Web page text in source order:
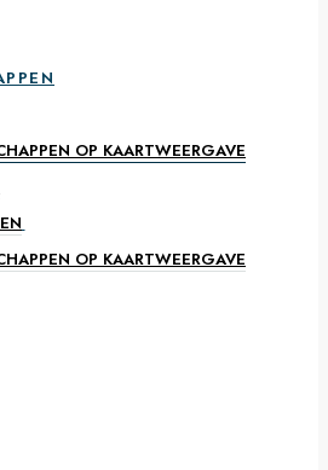
OP KAARTWEERGAVE
OP KAARTWEERGAVE